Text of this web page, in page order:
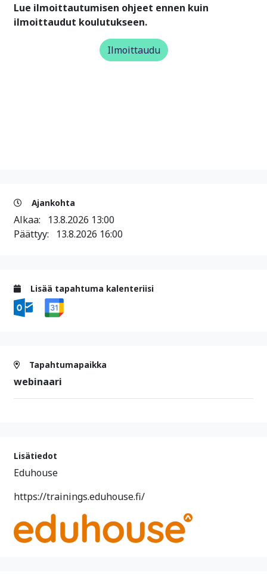
Lue ilmoittautumisen ohjeet ennen kuin
ilmoittaudut koulutukseen.
Ilmoittaudu
Ajankohta
Alkaa: 13.8.2026 13:00
Päättyy: 13.8.2026 16:00
Lisää tapahtuma kalenteriisi
Tapahtumapaikka
webinaari
Lisätiedot
Eduhouse
https://trainings.eduhouse.fi/